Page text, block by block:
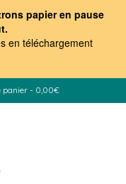
papier en pause
en téléchargement
panier - 0,00€